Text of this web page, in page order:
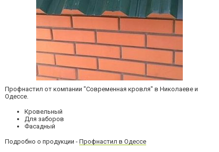
Профнастил от компании "Современная кровля" в Николаеве и
Одессе.
Кровельный
Для заборов
Фасадный
Подробно о продукции - Профнастил в Одессе